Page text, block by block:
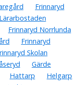
Frinnaryd
Frinnaryd Norrlunda
Frinnaryd
Skolan
Gärde
Hattarp
Helgarp